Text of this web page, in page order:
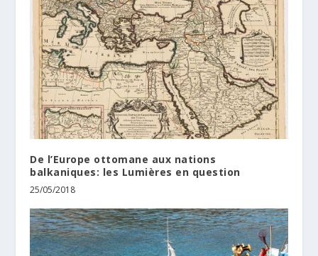
De l’Europe ottomane aux nations
balkaniques: les Lumières en question
25/05/2018